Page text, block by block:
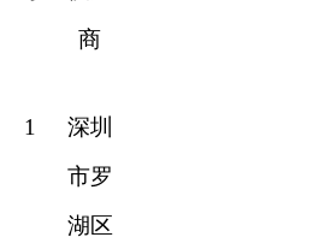
商
1
深圳
市罗
湖区